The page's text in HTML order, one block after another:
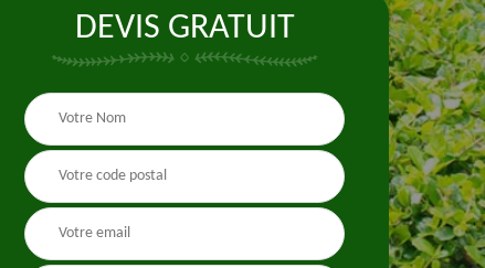
DEVIS GRATUIT